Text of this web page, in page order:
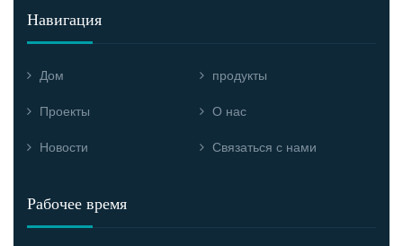
Навигация
Дом продукты
Проекты О нас
Новости Связаться с нами
Рабочее время